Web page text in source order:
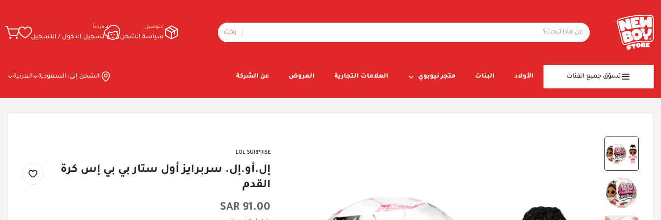
بحث
للتوصيل
سياسة الشحن
مرحباً
تسجيل الدخول / التسجيل
تسوّق جميع الفئات الأولاد البنات متجر نيوبوي العلامات التجارية العروض عن الشركة الشحن إلى: السعودية العربية
LOL SURPRISE
إل.أو.إل. سربرايز أول ستار بي بي إس كرة
القدم
السعر
91.00 SAR